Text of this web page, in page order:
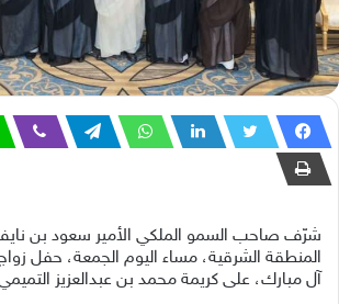
شرّف صاحب السمو الملكي الأمير سعود بن نايف
المنطقة الشرقية، مساء اليوم الجمعة، حفل
آل مبارك، على كريمة محمد بن عبدالعزيز